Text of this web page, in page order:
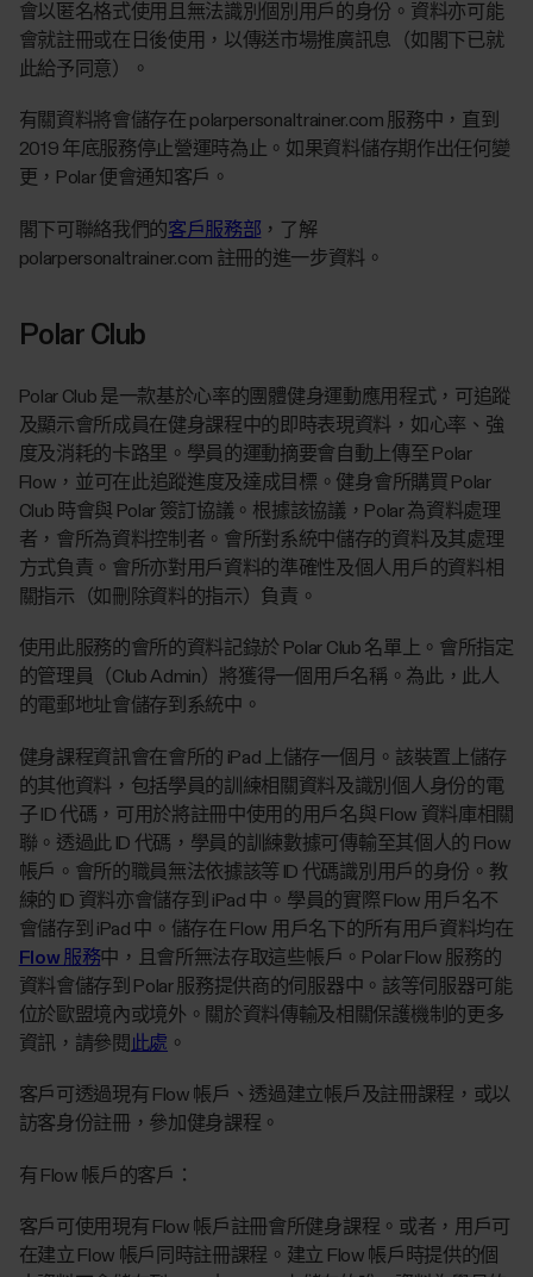
會以匿名格式使用且無法識別個別用戶的身份。資料亦可能
會就註冊或在日後使用，以傳送市場推廣訊息（如閣下已就
此給予同意）。
有關資料將會儲存在 polarpersonaltrainer.com 服務中，直到
2019 年底服務停止營運時為止。如果資料儲存期作出任何變
更，Polar 便會通知客戶。
閣下可聯絡我們的客戶服務部 ，了解
polarpersonaltrainer.com 註冊的進一步資料。
Polar Club
Polar Club 是一款基於心率的團體健身運動應用程式，可追蹤
及顯示會所成員在健身課程中的即時表現資料，如心率、強
度及消耗的卡路里。學員的運動摘要會自動上傳至 Polar
Flow，並可在此追蹤進度及達成目標。健身會所購買 Polar
Club 時會與 Polar 簽訂協議。根據該協議，Polar 為資料處理
者，會所為資料控制者。會所對系統中儲存的資料及其處理
方式負責。會所亦對用戶資料的準確性及個人用戶的資料相
關指示（如刪除資料的指示）負責。
使用此服務的會所的資料記錄於 Polar Club 名單上。會所指定
的管理員（Club Admin）將獲得一個用戶名稱。為此，此人
的電郵地址會儲存到系統中。
健身課程資訊會在會所的 iPad 上儲存一個月。該裝置上儲存
的其他資料，包括學員的訓練相關資料及識別個人身份的電
子 ID 代碼，可用於將註冊中使用的用戶名與 Flow 資料庫相關
聯。透過此 ID 代碼，學員的訓練數據可傳輸至其個人的 Flow
帳戶。會所的職員無法依據該等 ID 代碼識別用戶的身份。教
練的 ID 資料亦會儲存到 iPad 中。學員的實際 Flow 用戶名不
會儲存到 iPad 中。儲存在 Flow 用戶名下的所有用戶資料均在
Flow 服務中，且會所無法存取這些帳戶。Polar Flow 服務的
資料會儲存到 Polar 服務提供商的伺服器中。該等伺服器可能
位於歐盟境內或境外。關於資料傳輸及相關保護機制的更多
資訊，請參閱 此處 。
客戶可透過現有 Flow 帳戶、透過建立帳戶及註冊課程，或以
訪客身份註冊，參加健身課程。
有 Flow 帳戶的客戶：
客戶可使用現有 Flow 帳戶註冊會所健身課程。或者，用戶可
在建立 Flow 帳戶同時註冊課程。建立 Flow 帳戶時提供的個